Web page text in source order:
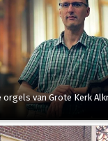
van Grote Kerk